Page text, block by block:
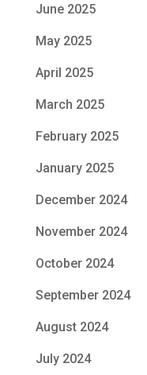
June 2025
May 2025
April 2025
March 2025
February 2025
January 2025
December 2024
November 2024
October 2024
September 2024
August 2024
July 2024